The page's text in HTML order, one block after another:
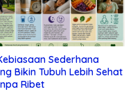
Sederhana
Bikin Tubuh Lebih Sehat
Ribet